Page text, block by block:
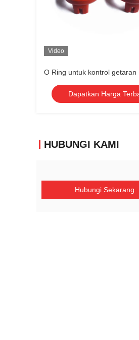
Video
O Ring untuk kontrol getaran
Dapatkan Harga
HUBUNGI KAMI
Hubungi Sekarang